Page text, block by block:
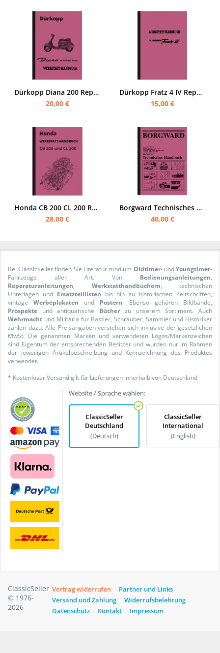
Dürkopp Diana 200 Reparaturanleitung Werkstatthandbuch
20,00 €
Dürkopp Fratz 4 IV Reparaturanleitung Werkstatthandbuch
15,00 €
Honda CB 200 CL 200 Reparaturanleitung Werkstatthandbuch CB200 CL200
28,00 €
Borgward Technisches Reparaturanleitung Werkstatthandbuch Hansa B 1500 2000 3000 Isabella
40,00 €
Bei ClassicSeller finden Sie Literatur rund um Oldtimer- undYoungtimer-
Fahrzeuge aller Art. Von Bedienungsanleitungen,
Reparaturanleitungen, Werkstatthandbüchern, technischen
Unterlagen und Ersatzteillisten bis hin zu historischen Zeitschriften,
vintage Werbeplakaten und Postern. Ebenso gehören Bildbände,
Prospekte und antiquarische Bücher zu unserem Sortiment. Auch
Wehrmacht und Militaria für Bastler, Schrauber, Sammler und Historiker
zählen dazu. Alle Preisangaben verstehen sich inklusive der gesetzlichen
MwSt. Die genannten Marken und verwendeten Logos/Markenzeichen
sind Eigentum der entsprechenden Besitzer und wurden nur im Rahmen
der jeweiligen Artikelbeschreibung und Kennzeichnung des Produktes
verwendet.
* Kostenloser Versand gilt für Lieferungen innerhalb von Deutschland
Website / Sprache wählen:
ClassicSeller
Deutschland
(Deutsch)
ClassicSeller
International
(English)
ClassicSeller
© 1976-
2026
Vertrag widerrufen
Partner und Links
Versand und Zahlung
Widerrufsbelehrung
Datenschutz
Kontakt Impressum